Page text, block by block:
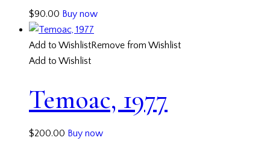
$90.00 Buy now
Add to WishlistRemove from Wishlist
Add to Wishlist
Temoac, 1977
$200.00 Buy now